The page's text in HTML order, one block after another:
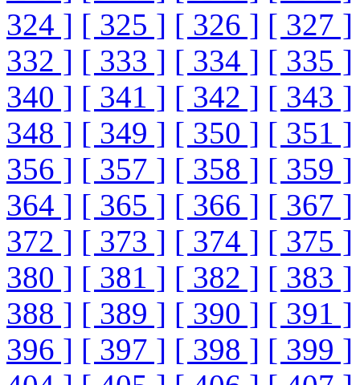
324 ] [ 325 ] [ 326 ] [ 327 ]
332 ] [ 333 ] [ 334 ] [ 335 ]
340 ] [ 341 ] [ 342 ] [ 343 ]
348 ] [ 349 ] [ 350 ] [ 351 ]
356 ] [ 357 ] [ 358 ] [ 359 ]
364 ] [ 365 ] [ 366 ] [ 367 ]
372 ] [ 373 ] [ 374 ] [ 375 ]
380 ] [ 381 ] [ 382 ] [ 383 ]
388 ] [ 389 ] [ 390 ] [ 391 ]
396 ] [ 397 ] [ 398 ] [ 399 ]